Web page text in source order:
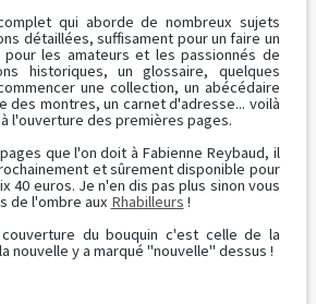
qui aborde de nombreux sujets
détaillées, suffisament pour un faire un
les amateurs et les passionnés de
historiques, un glossaire, quelques
une collection, un abécédaire
des montres, un carnet d'adresse... voilà
l'ouverture des premières pages.
que l'on doit à Fabienne Reybaud, il
et sûrement disponible pour
40 euros. Je n'en dis pas plus sinon vous
de l'ombre aux Rhabilleurs !
du bouquin c'est celle de la
nouvelle y a marqué "nouvelle" dessus !